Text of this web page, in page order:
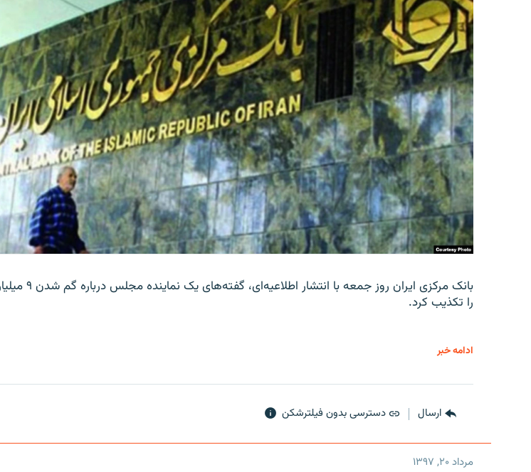
بانک مرکزی ایران روز جمعه با
را تکذیب کرد.
ادامه خبر
ارسال دسترسی بدون فیلترشکن
مرداد ۲۰, ۱۳۹۷